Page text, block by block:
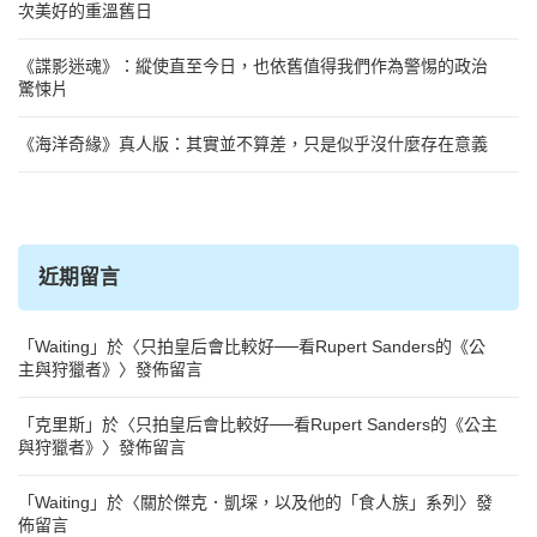
次美好的重溫舊日
《諜影迷魂》：縱使直至今日，也依舊值得我們作為警惕的政治
驚悚片
《海洋奇緣》真人版：其實並不算差，只是似乎沒什麼存在意義
近期留言
「Waiting 」於〈只拍皇后會比較好──看Rupert Sanders的《公
主與狩獵者》 〉發佈留言
「 克里斯」於〈只拍皇后會比較好──看Rupert Sanders的《公主
與狩獵者》 〉發佈留言
「Waiting 」於〈關於傑克．凱堔，以及他的「食人族」系列 〉發
佈留言